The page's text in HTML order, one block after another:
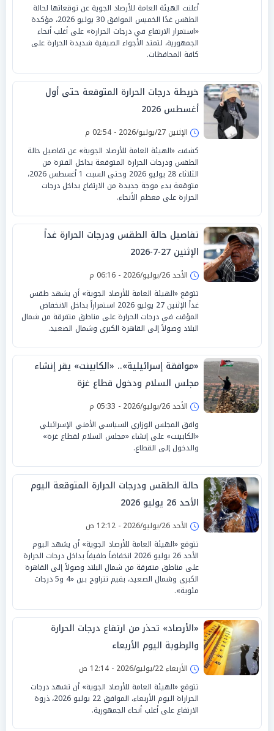
أعلنت الهيئة العامة للأرصاد الجوية عن توقعاتها لحالة
الطقس غدًا الخميس الموافق 30 يوليو 2026، مؤكدة
«استمرار الارتفاع في درجات الحرارة» على أغلب أنحاء
الجمهورية، لتمتد الأجواء الصيفية شديدة الحرارة على
كافة المحافظات.
خريطة درجات الحرارة المتوقعة حتى أول
أغسطس 2026
الإثنين 27/يوليو/2026 - 02:54 م
كشفت «الهيئة العامة للأرصاد الجوية» عن تفاصيل حالة
الطقس ودرجات الحرارة المتوقعة بداخل الفترة من
الثلاثاء 28 يوليو 2026 وحتى السبت 1 أغسطس 2026،
متوقعة بدء موجة جديدة من الارتفاع بداخل درجات
الحرارة على معظم الأنحاء.
تفاصيل حالة الطقس ودرجات الحرارة غداً
الإثنين 27-7-2026
الأحد 26/يوليو/2026 - 06:16 م
تتوقع «الهيئة العامة للأرصاد الجوية» أن يشهد طقس
غداً الإثنين 27 يوليو 2026 استمراراً بداخل الانخفاض
المؤقت في درجات الحرارة على مناطق متفرقة من شمال
البلاد وصولاً إلى القاهرة الكبرى وشمال الصعيد.
«موافقة إسرائيلية».. «الكابينت» يقر إنشاء
مجلس السلام ودخول قطاع غزة
الأحد 26/يوليو/2026 - 05:33 م
وافق المجلس الوزاري السياسي الأمني الإسرائيلي
«الكابينت» على إنشاء «مجلس السلام لقطاع غزة»
والدخول إلى القطاع.
حالة الطقس ودرجات الحرارة المتوقعة اليوم
الأحد 26 يوليو 2026
الأحد 26/يوليو/2026 - 12:12 ص
تتوقع «الهيئة العامة للأرصاد الجوية» أن يشهد اليوم
الأحد 26 يوليو 2026 انخفاضاً طفيفاً بداخل درجات الحرارة
على مناطق متفرقة من شمال البلاد وصولاً إلى القاهرة
الكبرى وشمال الصعيد، بقيم تتراوح بين «4 و5 درجات
مئوية».
«الأرصاد» تحذر من ارتفاع درجات الحرارة
والرطوبة اليوم الأربعاء
الأربعاء 22/يوليو/2026 - 12:14 ص
تتوقع «الهيئة العامة للأرصاد الجوية» أن تشهد درجات
الحراراة اليوم الأربعاء، الموافق 22 يوليو 2026، ذروة
الارتفاع على أغلب أنحاء الجمهورية.